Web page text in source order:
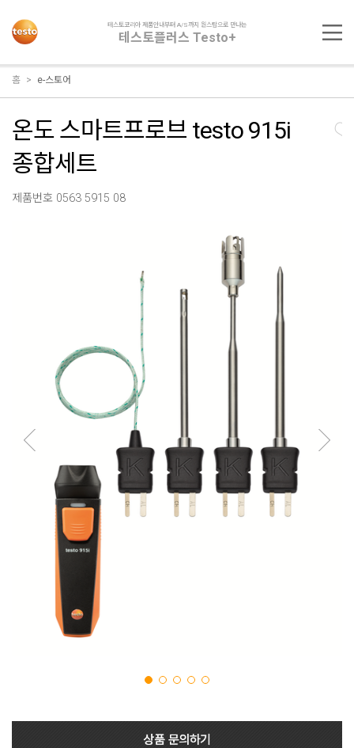
테스토코리아 제품안내부터 A/S까지 원스탑으로 만나는
테스토플러스 Testo+
홈 e-스토어
온도 스마트프로브 testo 915i
종합세트
제품번호 0563 5915 08